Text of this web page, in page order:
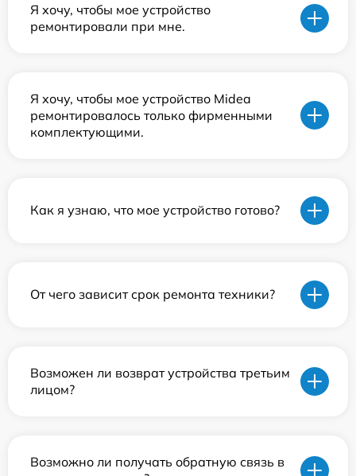
Я хочу, чтобы мое устройство
ремонтировали при мне.
Я хочу, чтобы мое устройство Midea
ремонтировалось только фирменными
комплектующими.
Как я узнаю, что мое устройство готово?
От чего зависит срок ремонта техники?
Возможен ли возврат устройства третьим
лицом?
Возможно ли получать обратную связь в